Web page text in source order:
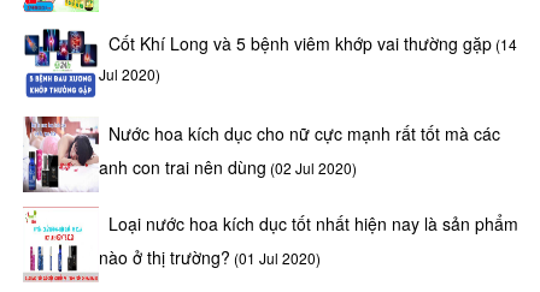
Cốt Khí Long và 5 bệnh viêm khớp vai thường gặp (14
Jul 2020)
Nước hoa kích dục cho nữ cực mạnh rất tốt mà các
anh con trai nên dùng (02 Jul 2020)
Loại nước hoa kích dục tốt nhất hiện nay là sản phẩm
nào ở thị trường? (01 Jul 2020)